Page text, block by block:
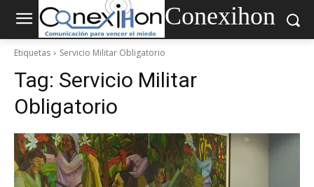
Conexihon
Etiquetas Servicio Militar Obligatorio
Tag: Servicio Militar
Obligatorio